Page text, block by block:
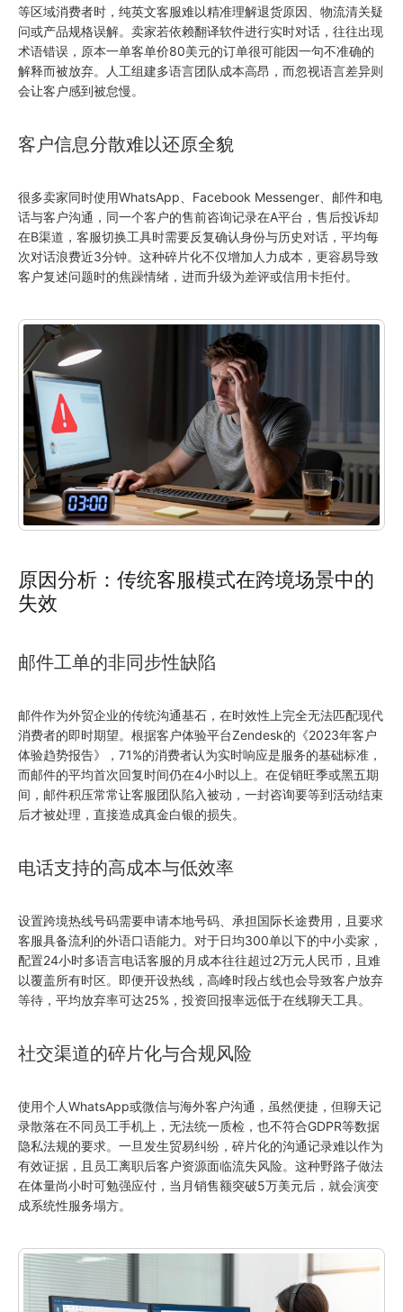
等区域消费者时，纯英文客服难以精准理解退货原因、物流清关疑
问或产品规格误解。卖家若依赖翻译软件进行实时对话，往往出现
术语错误，原本一单客单价80美元的订单很可能因一句不准确的
解释而被放弃。人工组建多语言团队成本高昂，而忽视语言差异则
会让客户感到被怠慢。
客户信息分散难以还原全貌
很多卖家同时使用WhatsApp、Facebook Messenger、邮件和电
话与客户沟通，同一个客户的售前咨询记录在A平台，售后投诉却
在B渠道，客服切换工具时需要反复确认身份与历史对话，平均每
次对话浪费近3分钟。这种碎片化不仅增加人力成本，更容易导致
客户复述问题时的焦躁情绪，进而升级为差评或信用卡拒付。
原因分析：传统客服模式在跨境场景中的
失效
邮件工单的非同步性缺陷
邮件作为外贸企业的传统沟通基石，在时效性上完全无法匹配现代
消费者的即时期望。根据客户体验平台Zendesk的《2023年客户
体验趋势报告》，71%的消费者认为实时响应是服务的基础标准，
而邮件的平均首次回复时间仍在4小时以上。在促销旺季或黑五期
间，邮件积压常常让客服团队陷入被动，一封咨询要等到活动结束
后才被处理，直接造成真金白银的损失。
电话支持的高成本与低效率
设置跨境热线号码需要申请本地号码、承担国际长途费用，且要求
客服具备流利的外语口语能力。对于日均300单以下的中小卖家，
配置24小时多语言电话客服的月成本往往超过2万元人民币，且难
以覆盖所有时区。即便开设热线，高峰时段占线也会导致客户放弃
等待，平均放弃率可达25%，投资回报率远低于在线聊天工具。
社交渠道的碎片化与合规风险
使用个人WhatsApp或微信与海外客户沟通，虽然便捷，但聊天记
录散落在不同员工手机上，无法统一质检，也不符合GDPR等数据
隐私法规的要求。一旦发生贸易纠纷，碎片化的沟通记录难以作为
有效证据，且员工离职后客户资源面临流失风险。这种野路子做法
在体量尚小时可勉强应付，当月销售额突破5万美元后，就会演变
成系统性服务塌方。